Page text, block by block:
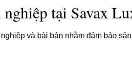
tại Savax
và bài bản nhằm đảm bảo